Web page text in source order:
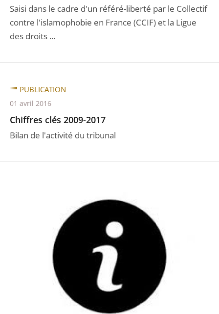
Saisi dans le cadre d'un référé-liberté par le Collectif
contre l'islamophobie en France (CCIF) et la Ligue
des droits ...
Chiffres clés 2009-2017
Bilan de l'activité du tribunal
PUBLICATION
01 avril 2016